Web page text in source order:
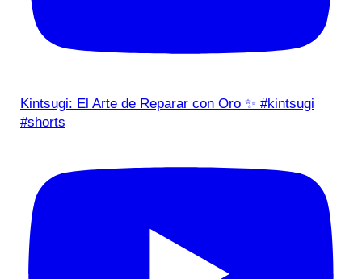
Kintsugi: El Arte de Reparar con Oro ✨ #kintsugi
#shorts